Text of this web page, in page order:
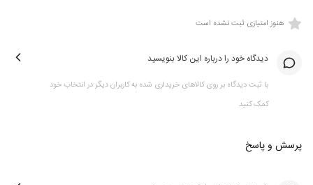
هنوز امتیازی ثبت نشده است
دیدگاه خود را درباره این کالا بنویسید
با ثبت دیدگاه بر روی کالاهای خریداری شده به کاربران دیگر در انتخاب خود
کمک کنید
پرسش و پاسخ